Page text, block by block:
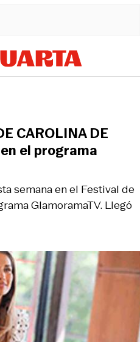
semana en el Festival de
GlamoramaTV. Llegó
CAROLINA DE
el programa